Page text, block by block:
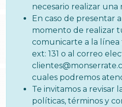
necesario realizar una
En caso de presentar
momento de realizar
comunicarte a la línea
ext: 131 o al correo
cuales podremos
Te invitamos a revisar
políticas, términos y